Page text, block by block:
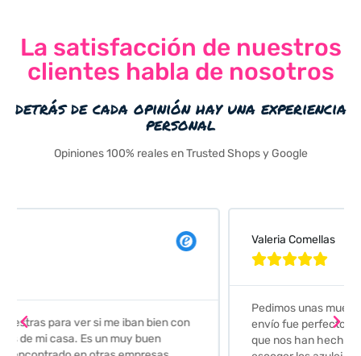
La satisfacción de nuestros
clientes habla de nosotros
detrás de cada opinión hay una experiencia
personal
Opiniones 100% reales en Trusted Shops y Google
Pedimos unas muestras de azulejos para el baño. El
envío fue perfecto pero lo mejor ha sido el seguimiento
que nos han hecho. Nos guiaron y aconsejaron para